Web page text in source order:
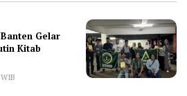
Banten Gelar
Kitab